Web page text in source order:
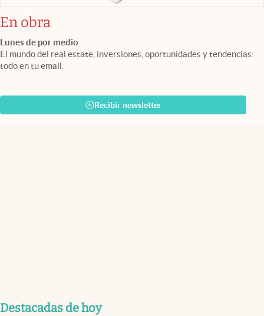
En obra
Lunes de por medio
El mundo del real estate, inversiones, oportunidades y tendencias:
todo en tu email.
Recibir newsletter
Destacadas de hoy